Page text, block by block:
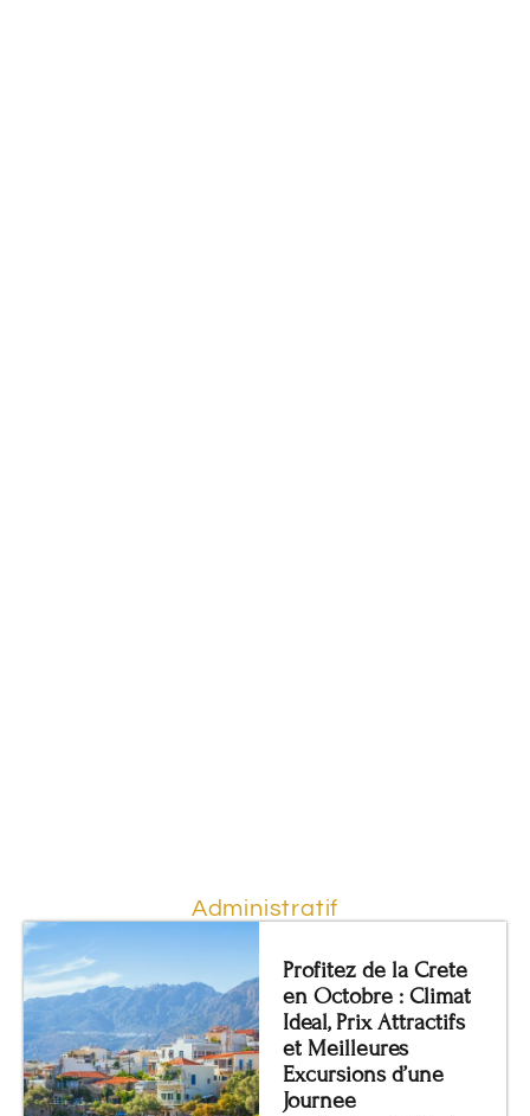
Administratif
Profitez de la Crete
en Octobre : Climat
Ideal, Prix Attractifs
et Meilleures
Excursions d’une
Journee